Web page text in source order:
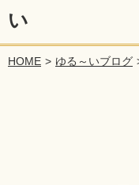
い
HOME ゆる～いブログ